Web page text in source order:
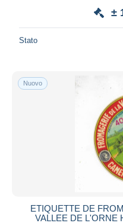
±
Stato
Nuovo
ETIQUETTE DE
VALLEE DE L'ORNE